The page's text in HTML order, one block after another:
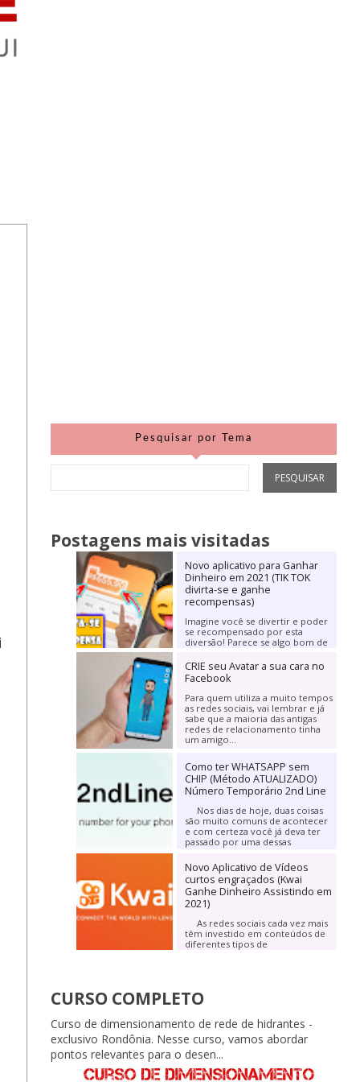
Pesquisar por Tema
Postagens mais visitadas
Novo aplicativo para Ganhar
Dinheiro em 2021 (TIK TOK
divirta-se e ganhe
recompensas)
Imagine você se divertir e poder
se recompensado por esta
diversão! Parece se algo bom de
mais para se verdade, não é? Mas
hoje irei trazer...
CRIE seu Avatar a sua cara no
Facebook
Para quem utiliza a muito tempos
as redes sociais, vai lembrar e já
sabe que a maioria das antigas
redes de relacionamento tinha
um amigo...
Como ter WHATSAPP sem
CHIP (Método ATUALIZADO)
Número Temporário 2nd Line
Nos dias de hoje, duas coisas
são muito comuns de acontecer
e com certeza você já deva ter
passado por uma dessas
informações. A...
Novo Aplicativo de Vídeos
curtos engraçados (Kwai
Ganhe Dinheiro Assistindo em
2021)
As redes sociais cada vez mais
têm investido em conteúdos de
diferentes tipos de
entretenimento. Praticamente
CURSO COMPLETO
Curso de dimensionamento de rede de hidrantes -
exclusivo Rondônia. Nesse curso, vamos abordar
pontos relevantes para o desen...